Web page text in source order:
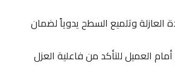
وتلميع السطح يدوياً لضمان
العميل للتأكد من فاعلية العزل